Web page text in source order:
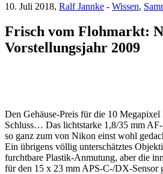
10. Juli 2018, Ralf Jannke - Wissen,
Frisch vom Flohmarkt:
Vorstellungsjahr 2009
Den Gehäuse-Preis für die 10
Schluss… Das lichtstarke 1,8/35 mm
so ganz zum von Nikon einst wohl
Ein übrigens völlig unterschätztes
furchtbare Plastik-Anmutung, aber die
für den 15 x 23 mm APS-C-/DX-Sensor